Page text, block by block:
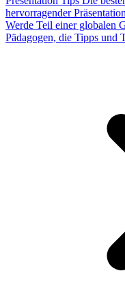
hervorragender
Werde Teil einer globalen
Pädagogen, die Tipps und